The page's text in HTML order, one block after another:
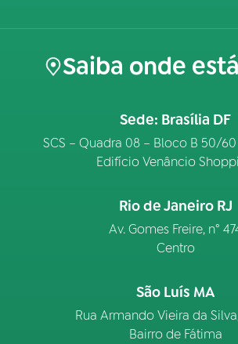
Saiba onde
Sede: Brasília DF
SCS – Quadra 08 – Bloco B 50/60
Edifício Venâncio
Rio de Janeiro RJ
Av. Gomes Freire, n°
Centro
São Luís MA
Rua Armando Vieira da
Bairro de Fátima